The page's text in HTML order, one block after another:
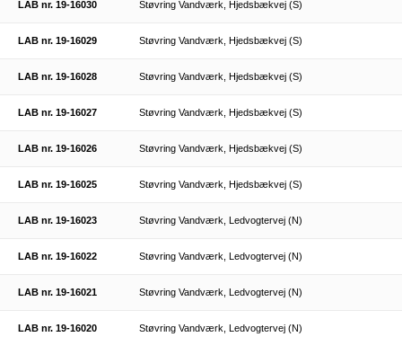
LAB nr. 19-16030 Støvring Vandværk, Hjedsbækvej (S)
LAB nr. 19-16029 Støvring Vandværk, Hjedsbækvej (S)
LAB nr. 19-16028 Støvring Vandværk, Hjedsbækvej (S)
LAB nr. 19-16027 Støvring Vandværk, Hjedsbækvej (S)
LAB nr. 19-16026 Støvring Vandværk, Hjedsbækvej (S)
LAB nr. 19-16025 Støvring Vandværk, Hjedsbækvej (S)
LAB nr. 19-16023 Støvring Vandværk, Ledvogtervej (N)
LAB nr. 19-16022 Støvring Vandværk, Ledvogtervej (N)
LAB nr. 19-16021 Støvring Vandværk, Ledvogtervej (N)
LAB nr. 19-16020 Støvring Vandværk, Ledvogtervej (N)